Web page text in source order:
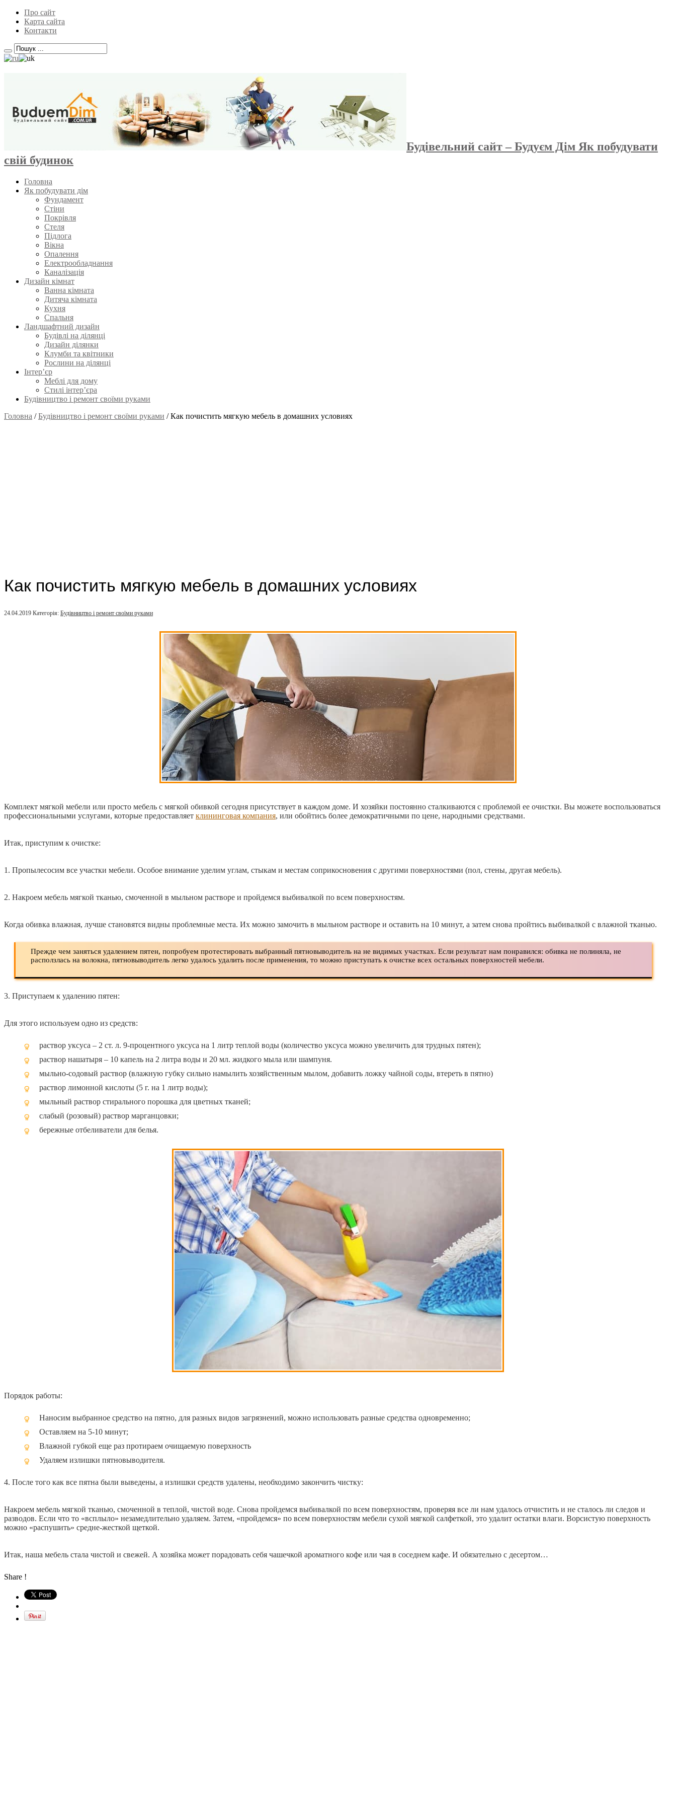
Про сайт
Карта сайта
Контакти
Будівельний сайт – Будуєм Дім Як побудувати
свій будинок
Головна
Як побудувати дім
Фундамент
Стіни
Покрівля
Стеля
Підлога
Вікна
Опалення
Електрообладнання
Каналізація
Дизайн кімнат
Ванна кімната
Дитяча кімната
Кухня
Спальня
Ландшафтний дизайн
Будівлі на ділянці
Дизайн ділянки
Клумби та квітники
Рослини на ділянці
Інтер’єр
Меблі для дому
Стилі інтер’єра
Будівництво і ремонт своїми руками
Головна /Будівництво і ремонт своїми руками /Как почистить мягкую мебель в домашних условиях
Как почистить мягкую мебель в домашних условиях
24.04.2019 Категорія: Будівництво і ремонт своїми руками
Комплект мягкой мебели или просто мебель с мягкой обивкой сегодня присутствует в каждом доме. И хозяйки постоянно сталкиваются с проблемой ее очистки. Вы можете воспользоваться
профессиональными услугами, которые предоставляет клининговая компания, или обойтись более демократичными по цене, народными средствами.
Итак, приступим к очистке:
1. Пропылесосим все участки мебели. Особое внимание уделим углам, стыкам и местам соприкосновения с другими поверхностями (пол, стены, другая мебель).
2. Накроем мебель мягкой тканью, смоченной в мыльном растворе и пройдемся выбивалкой по всем поверхностям.
Когда обивка влажная, лучше становятся видны проблемные места. Их можно замочить в мыльном растворе и оставить на 10 минут, а затем снова пройтись выбивалкой с влажной тканью.
Прежде чем заняться удалением пятен, попробуем протестировать выбранный пятновыводитель на не видимых участках. Если результат нам понравился: обивка не полиняла, не
расползлась на волокна, пятновыводитель легко удалось удалить после применения, то можно приступать к очистке всех остальных поверхностей мебели.
3. Приступаем к удалению пятен:
Для этого используем одно из средств:
раствор уксуса – 2 ст. л. 9-процентного уксуса на 1 литр теплой воды (количество уксуса можно увеличить для трудных пятен);
раствор нашатыря – 10 капель на 2 литра воды и 20 мл. жидкого мыла или шампуня.
мыльно-содовый раствор (влажную губку сильно намылить хозяйственным мылом, добавить ложку чайной соды, втереть в пятно)
раствор лимонной кислоты (5 г. на 1 литр воды);
мыльный раствор стирального порошка для цветных тканей;
слабый (розовый) раствор марганцовки;
бережные отбеливатели для белья.
Порядок работы:
Наносим выбранное средство на пятно, для разных видов загрязнений, можно использовать разные средства одновременно;
Оставляем на 5-10 минут;
Влажной губкой еще раз протираем очищаемую поверхность
Удаляем излишки пятновыводителя.
4. После того как все пятна были выведены, а излишки средств удалены, необходимо закончить чистку:
Накроем мебель мягкой тканью, смоченной в теплой, чистой воде. Снова пройдемся выбивалкой по всем поверхностям, проверяя все ли нам удалось отчистить и не сталось ли следов и
разводов. Если что то «всплыло» незамедлительно удаляем. Затем, «пройдемся» по всем поверхностям мебели сухой мягкой салфеткой, это удалит остатки влаги. Ворсистую поверхность
можно «распушить» средне-жесткой щеткой.
Итак, наша мебель стала чистой и свежей. А хозяйка может порадовать себя чашечкой ароматного кофе или чая в соседнем кафе. И обязательно с десертом…
Share !